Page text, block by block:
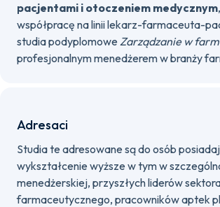
pacjentami i otoczeniem medycznym
współpracę na linii lekarz-farmaceuta-
studia podyplomowe Zarządzanie w
profesjonalnym menedżerem w branży
Adresaci
Studia te adresowane są do osób
wykształcenie wyższe w tym w
menedżerskiej, przyszłych liderów
farmaceutycznego, pracowników aptek